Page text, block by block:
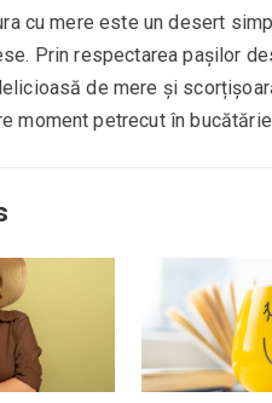
cu mere este un desert
Prin respectarea pașilor
de mere și
moment petrecut în